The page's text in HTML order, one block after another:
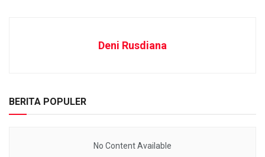
Deni Rusdiana
BERITA POPULER
No Content Available